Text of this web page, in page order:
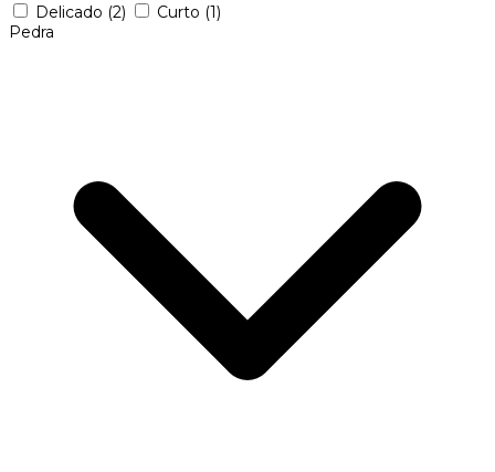
Delicado (2) Curto (1)
Pedra